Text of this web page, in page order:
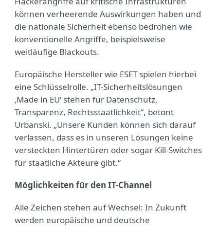
können verheerende Auswirkungen haben und
die nationale Sicherheit ebenso bedrohen wie
konventionelle Angriffe, beispielsweise
weitläufige Blackouts.
Europäische Hersteller wie ESET spielen hierbei
eine Schlüsselrolle. „IT-Sicherheitslösungen
‚Made in EU‘ stehen für Datenschutz,
Transparenz, Rechtsstaatlichkeit“, betont
Urbanski. „Unsere Kunden können sich darauf
verlassen, dass es in unseren Lösungen keine
versteckten Hintertüren oder sogar Kill-Switches
für staatliche Akteure gibt.“
Möglichkeiten für den IT-Channel
Alle Zeichen stehen auf Wechsel: In Zukunft
werden europäische und deutsche